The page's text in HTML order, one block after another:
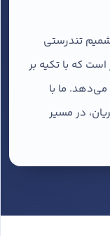
تندرستی
که با تکیه بر
می‌دهد. ما با
در مسیر